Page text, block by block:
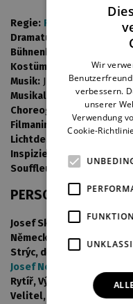
Regie: Radovan Lipus
Dramaturgie:
Dana
Bühnenbild:
Kostüme:
Tomáš Kypta
Musik: Jan Matásek
Musikalische Leitung:
Choreografie:
Richard
Filmanimation:
Lukáš
Lichtdesign:
Inspizient:
Martin Chmelař
Souffleur:
Gabriela Vašková
PERSONEN UND
Josef Skupa: Michal
Německý vyšetřovatel
Strýc, dějepisář prof.
Josef Nechutný
Rytíř, Výčepní Beránek U
Velitel, Major, Švejk,
Wir
verbessern.
unserer
Verwendung
Cookie-